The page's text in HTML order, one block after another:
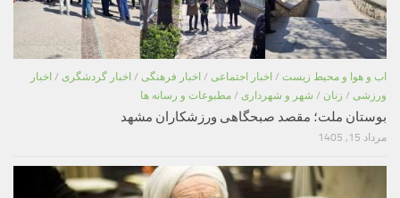
اب و هوا و محیط زیست / اخبار اجتماعی / اخبار فرهنگی / اخبار گردشگری / اخبار
ورزشی / زنان / شهر و شهرداری / مطبوعات و رسانه ها
بوستان ملت؛ مقصد صبحگاهی ورزشکاران مشهد
مرداد 15, 1405